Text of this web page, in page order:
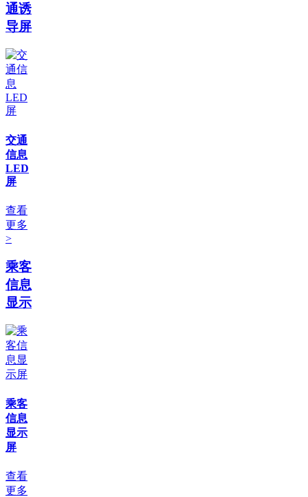
通诱
导屏
交通
信息
LED
屏
查看
更多
>
乘客
信息
显示
乘客
信息
显示
屏
查看
更多